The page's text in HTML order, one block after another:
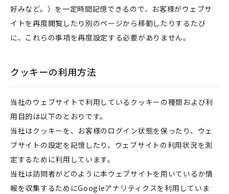
好みなど。）を一定時間記憶できるので、お客様がウェブサ
イトを再度閲覧したり別のページから移動したりするたび
に、これらの事項を再度設定する必要がありません。
クッキーの利用方法
当社のウェブサイトで利用しているクッキーの種類および利
用目的は以下のとおりです。
当社はクッキーを、お客様のログイン状態を保ったり、ウェ
ブサイトの設定を記憶したり、ウェブサイトの利用状況を測
定するために利用しています。
当社は訪問者がどのように本ウェブサイトを用いているか情
報を収集するためにGoogleアナリティクスを利用していま